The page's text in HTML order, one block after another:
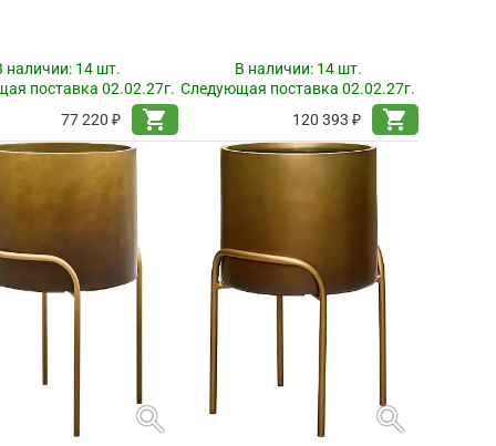
наличии: 14 шт.
поставка 02.02.27г.
77 220 ₽
shopping_cart
В наличии: 14 шт.
Следующая поставка 02.02.27г.
120 393 ₽
shopping_cart
search search